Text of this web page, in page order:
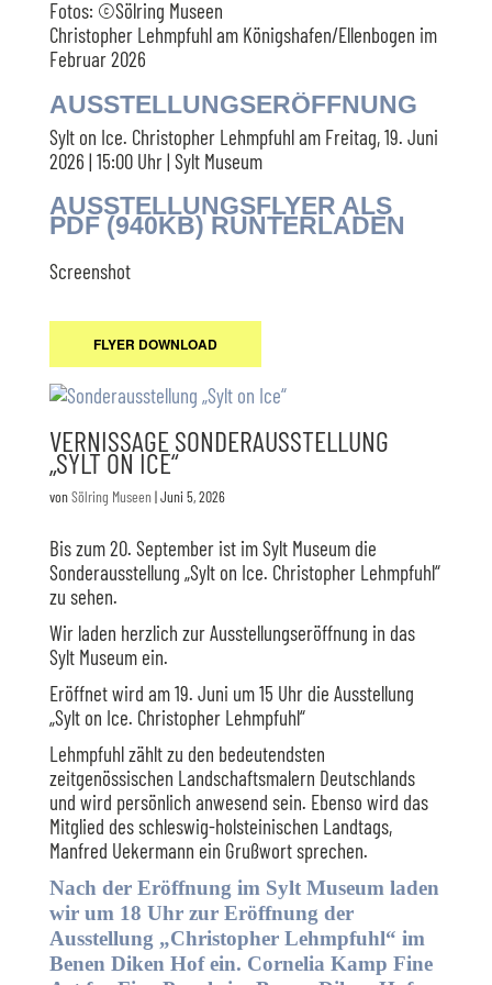
Fotos: ©Sölring Museen
Christopher Lehmpfuhl am Königshafen/Ellenbogen im
Februar 2026
AUSSTELLUNGSERÖFFNUNG
Sylt on Ice. Christopher Lehmpfuhl am Freitag, 19. Juni
2026 | 15:00 Uhr | Sylt Museum
AUSSTELLUNGSFLYER ALS
PDF (940KB) RUNTERLADEN
Screenshot
FLYER DOWNLOAD
VERNISSAGE SONDERAUSSTELLUNG
„SYLT ON ICE“
vonSölring Museen|Juni 5, 2026
Bis zum 20. September ist im Sylt Museum die
Sonderausstellung „Sylt on Ice. Christopher Lehmpfuhl“
zu sehen.
Wir laden herzlich zur Ausstellungseröffnung in das
Sylt Museum ein.
Eröffnet wird am 19. Juni um 15 Uhr die Ausstellung
„Sylt on Ice. Christopher Lehmpfuhl“
Lehmpfuhl zählt zu den bedeutendsten
zeitgenössischen Landschaftsmalern Deutschlands
und wird persönlich anwesend sein. Ebenso wird das
Mitglied des schleswig-holsteinischen Landtags,
Manfred Uekermann ein Grußwort sprechen.
Nach der Eröffnung im Sylt Museum laden
wir um 18 Uhr zur Eröffnung der
Ausstellung „Christopher Lehmpfuhl“ im
Benen Diken Hof ein. Cornelia Kamp Fine